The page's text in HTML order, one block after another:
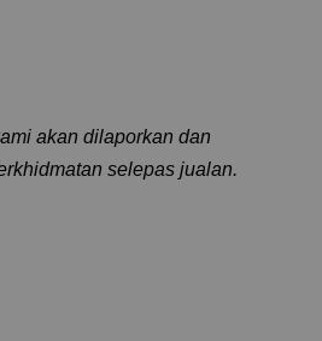
akan dilaporkan dan
selepas jualan.